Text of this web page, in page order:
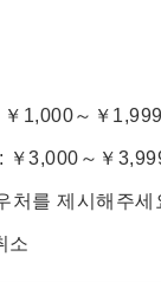
1,000～￥1,999
￥3,000～￥
처를 제시해주세
소